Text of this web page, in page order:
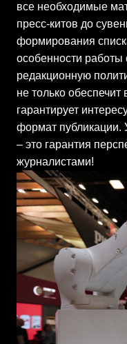
все необходимые
пресс-китов до
формирования
особенности
редакционную
не только
гарантирует
формат публикации.
– это гарантия
журналистами!